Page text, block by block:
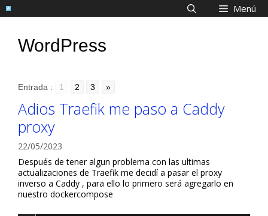
Saltar
al
Menú
WordPress
Entrada : 1 2 3 »
Adios Traefik me paso a Caddy
proxy
22/05/2023
Después de tener algun problema con las ultimas
actualizaciones de Traefik me decidí a pasar el proxy
inverso a Caddy , para ello lo primero será agregarlo en
nuestro dockercompose